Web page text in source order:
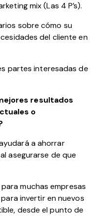
mix (Las 4 P’s).
sobre cómo su
del cliente en
partes interesadas de
resultados
o
a ahorrar
asegurarse de que
muchas empresas
invertir en nuevos
desde el punto de